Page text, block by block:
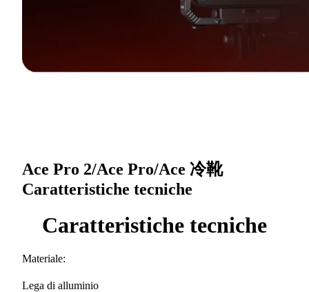
Ace Pro 2/Ace Pro/Ace 冷靴
Caratteristiche tecniche
Caratteristiche tecniche
Materiale:
Lega di alluminio